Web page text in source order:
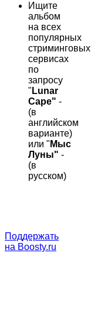
Ищите
альбом
на всех
популярных
стриминговых
сервисах
по
запросу
" Lunar
Cape" -
(в
английском
варианте)
или " Мыс
Луны" -
(в
русском)
Поддержать
на Boosty.ru